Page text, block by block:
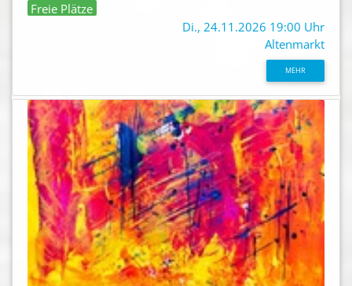
Freie Plätze
Di., 24.11.2026 19:00 Uhr
Altenmarkt
MEHR